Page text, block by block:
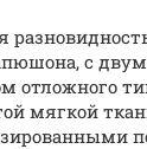
с
отложного
мягкой